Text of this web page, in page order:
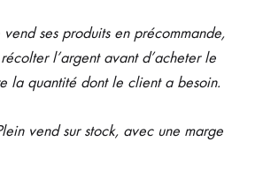
ses produits en précommande,
l’argent avant d’acheter le
la quantité dont le client a besoin.
vend sur stock, avec une marge